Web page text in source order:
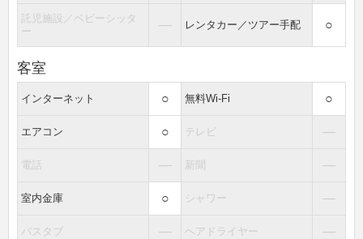
託児施設／ベビーシッタ
ー
― レンタカー／ツアー手配 ○
客室
インターネット ○ 無料Wi-Fi ○
エアコン ○ テレビ ―
電話 ― 新聞 ―
室内金庫 ○ シャワー ―
バスタブ ― ヘアドライヤー ―